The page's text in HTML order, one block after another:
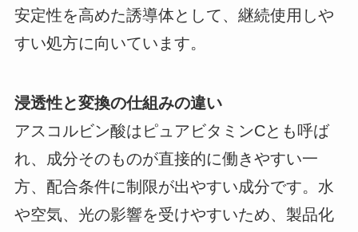
安定性を高めた誘導体として、継続使用しや
すい処方に向いています。
浸透性と変換の仕組みの違い
アスコルビン酸はピュアビタミンCとも呼ば
れ、成分そのものが直接的に働きやすい一
方、配合条件に制限が出やすい成分です。水
や空気、光の影響を受けやすいため、製品化